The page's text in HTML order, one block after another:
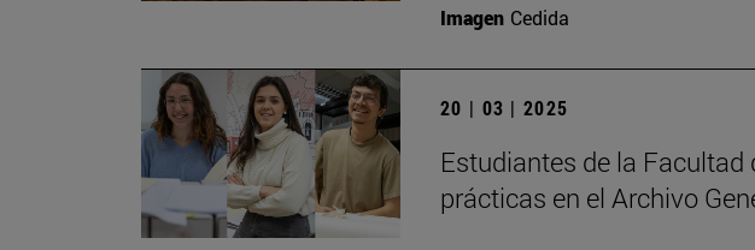
Imagen Cedida
20 | 03 | 2025
Estudiantes de la
prácticas en el Archivo